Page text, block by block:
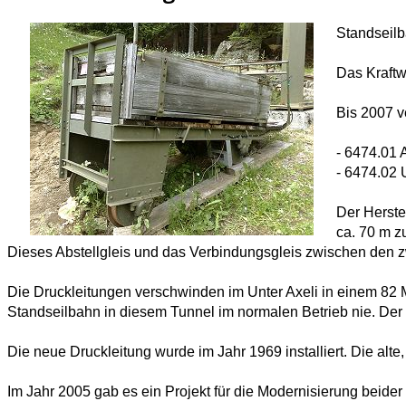
Das
Bis 2007
- 6474.01
- 6474.02
Der
ca. 70 m
Dieses Abstellgleis und das Verbindungsgleis zwischen den
Die Druckleitungen verschwinden im Unter Axeli in einem
Standseilbahn in diesem Tunnel im normalen Betrieb nie.
Die neue Druckleitung wurde im Jahr 1969 installiert. Die
Im Jahr 2005 gab es ein Projekt für die Modernisierung